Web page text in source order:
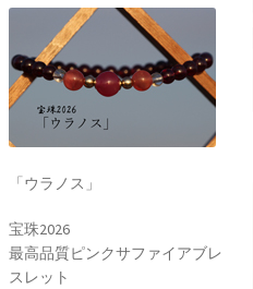
「ウラノス」
宝珠2026
最高品質ピンクサファイアブレ
スレット